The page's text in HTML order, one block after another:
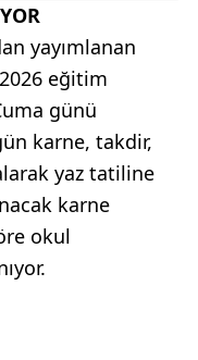
yayımlanan
eğitim
günü
karne, takdir,
yaz tatiline
karne
okul